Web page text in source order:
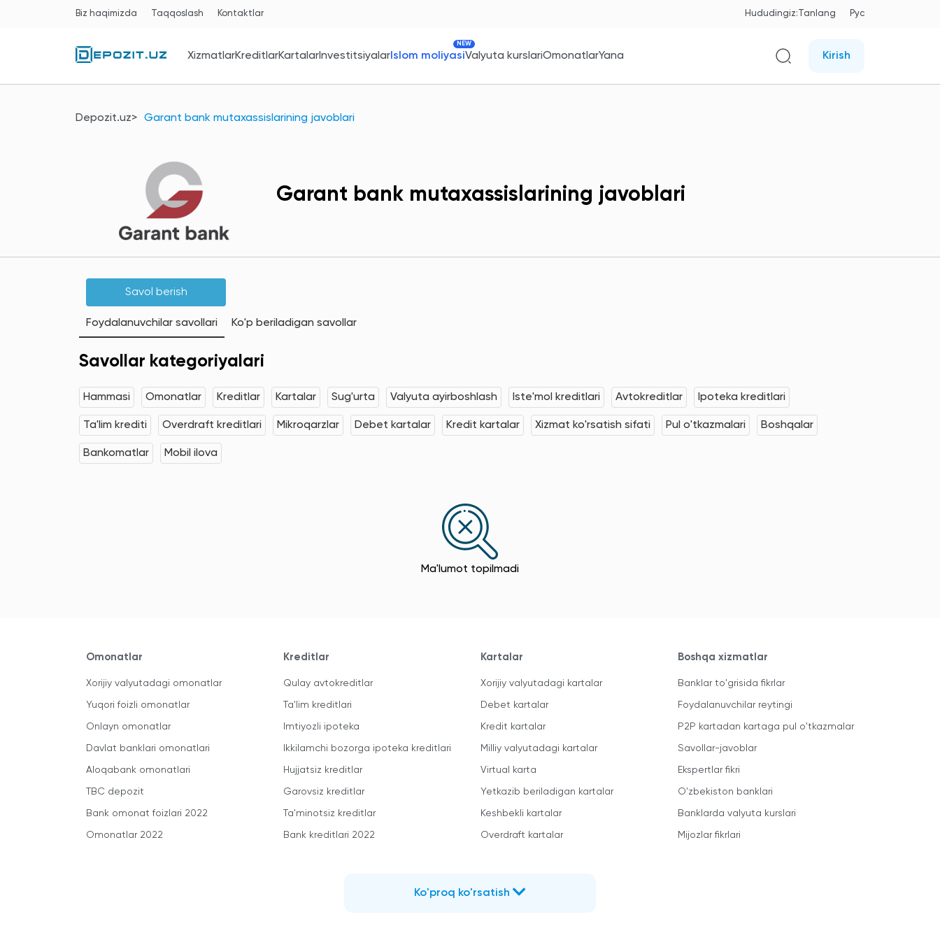
Biz haqimizda Taqqoslash Kontaktlar Hududingiz:Tanlang Рус
XizmatlarKreditlarKartalarInvestitsiyalarIslom moliyasi
NEW
Valyuta kurslariOmonatlarYana Kirish
Depozit.uz Garant bank mutaxassislarining javoblari
Garant bank mutaxassislarining javoblari
Savol berish
Foydalanuvchilar savollari Ko'p beriladigan savollar
Savollar kategoriyalari
Hammasi Omonatlar Kreditlar Kartalar Sug'urta Valyuta ayirboshlash Iste'mol kreditlari Avtokreditlar Ipoteka kreditlari
Ta'lim krediti Overdraft kreditlari Mikroqarzlar Debet kartalar Kredit kartalar Xizmat ko'rsatish sifati Pul o'tkazmalari Boshqalar
Bankomatlar Mobil ilova
Ma'lumot topilmadi
Omonatlar
Xorijiy valyutadagi omonatlar
Yuqori foizli omonatlar
Onlayn omonatlar
Davlat banklari omonatlari
Aloqabank omonatlari
TBC depozit
Bank omonat foizlari 2022
Omonatlar 2022
Kreditlar
Qulay avtokreditlar
Ta'lim kreditlari
Imtiyozli ipoteka
Ikkilamchi bozorga ipoteka kreditlari
Hujjatsiz kreditlar
Garovsiz kreditlar
Ta'minotsiz kreditlar
Bank kreditlari 2022
Kartalar
Xorijiy valyutadagi kartalar
Debet kartalar
Kredit kartalar
Milliy valyutadagi kartalar
Virtual karta
Yetkazib beriladigan kartalar
Keshbekli kartalar
Overdraft kartalar
Boshqa xizmatlar
Banklar to'grisida fikrlar
Foydalanuvchilar reytingi
P2P kartadan kartaga pul o'tkazmalar
Savollar-javoblar
Ekspertlar fikri
O'zbekiston banklari
Banklarda valyuta kurslari
Mijozlar fikrlari
Ko'proq ko'rsatish